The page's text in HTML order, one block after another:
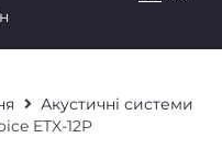
Акустичні системи
ETX-12P